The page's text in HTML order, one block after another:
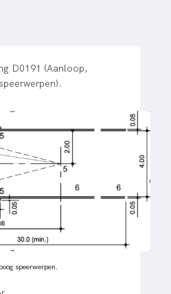
D0191 (Aanloop,
speerwerpen.